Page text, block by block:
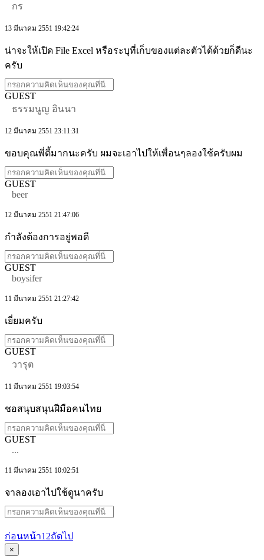
กร
13 มีนาคม 2551 19:42:24
น่าจะให้เปิด File Excel หรือระบุที่เก็บของแต่ละตัวได้ด้วยก็ดีนะ
ครับ
GUEST
ธรรมนูญ อินนา
12 มีนาคม 2551 23:11:31
ขอบคุณพี่ตี้มากนะครับ ผมจะเอาไปให้เพื่อนๆลองใช้ครับผม
GUEST
beer
12 มีนาคม 2551 21:47:06
กำลังต้องการอยู่พอดี
GUEST
boysifer
11 มีนาคม 2551 21:27:42
เยี่ยมครับ
GUEST
วารุต
11 มีนาคม 2551 19:03:54
ชอสนุบสนุนฝีมือคนไทย
GUEST
...
11 มีนาคม 2551 10:02:51
จาลองเอาไปใช้ดูนาครับ
ก่อนหน้า1 2ถัดไป
×